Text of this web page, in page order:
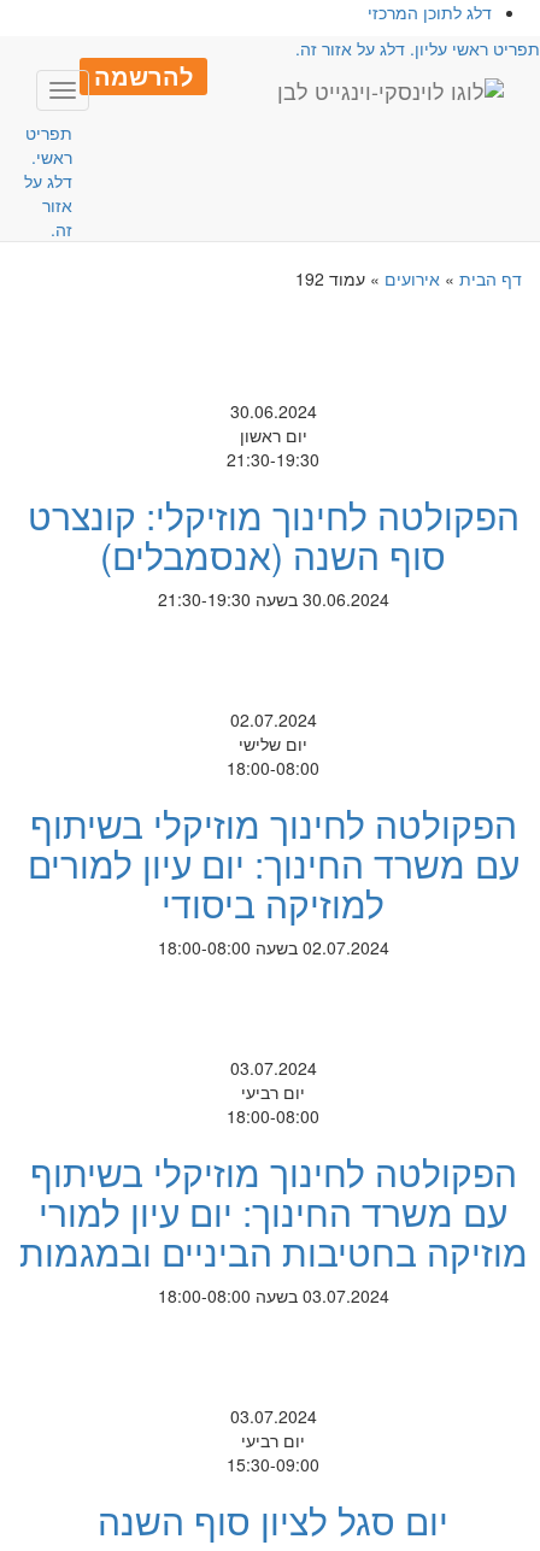
דלג לתוכן המרכזי
ראשי עליון. דלג על אזור זה.
להרשמה
Toggle
תפריט
ראשי.
דלג על
אזור
זה.
דף הבית» אירועים» עמוד 192
30.06.2024
יום ראשון
21:30-19:30
הפקולטה לחינוך מוזיקלי: קונצרט
סוף השנה (אנסמבלים)
30.06.2024 בשעה 21:30-19:30
02.07.2024
יום שלישי
18:00-08:00
הפקולטה לחינוך מוזיקלי בשיתוף
עם משרד החינוך: יום עיון למורים
למוזיקה ביסודי
02.07.2024 בשעה 18:00-08:00
03.07.2024
יום רביעי
18:00-08:00
הפקולטה לחינוך מוזיקלי בשיתוף
עם משרד החינוך: יום עיון למורי
מוזיקה בחטיבות הביניים ובמגמות
03.07.2024 בשעה 18:00-08:00
03.07.2024
יום רביעי
15:30-09:00
יום סגל לציון סוף השנה